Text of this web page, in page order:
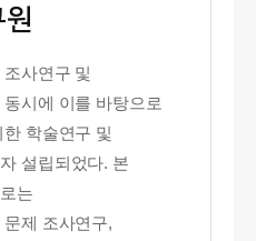
사연구 및
시에 이를 바탕으로
학술연구 및
설립되었다. 본
는
제 조사연구,